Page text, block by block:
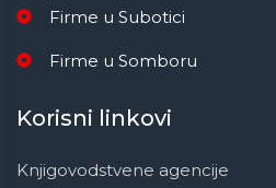
Firme u Subotici
Firme u Somboru
Korisni linkovi
Knjigovodstvene agencije